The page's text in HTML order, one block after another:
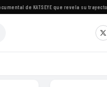
de KATSEYE que revela su trayectoria